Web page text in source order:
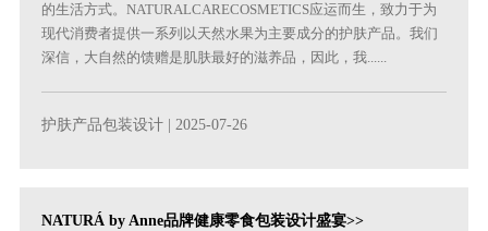
的生活方式。NATURALCARECOSMETICS应运而生，致力于为
现代消费者提供一系列以天然水果为主要成分的护肤产品。我们
深信，大自然的馈赠是肌肤最好的滋养品，因此，我......
护肤产品包装设计 | 2025-07-26
NATURÁ by Anne品牌健康零食包装设计盛宴>>